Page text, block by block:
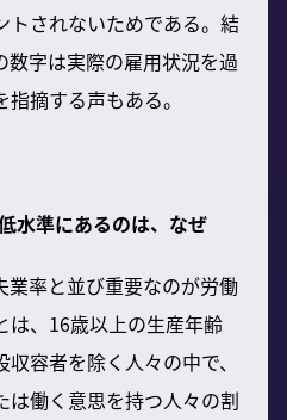
トされないためである。結
数字は実際の雇用状況を過
摘する声もある。
水準にあるのは、なぜ
業率と並び重要なのが労働
は、16歳以上の生産年齢
容者を除く人々の中で、
は働く意思を持つ人々の割